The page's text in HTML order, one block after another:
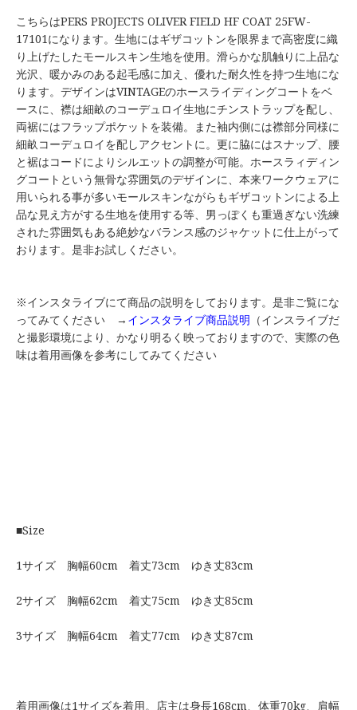
こちらはPERS PROJECTS OLIVER FIELD HF COAT 25FW-
17101になります。生地にはギザコットンを限界まで高密度に織
り上げたしたモールスキン生地を使用。滑らかな肌触りに上品な
光沢、暖かみのある起毛感に加え、優れた耐久性を持つ生地にな
ります。デザインはVINTAGEのホースライディングコートをベ
ースに、襟は細畝のコーデュロイ生地にチンストラップを配し、
両裾にはフラップポケットを装備。また袖内側には襟部分同様に
細畝コーデュロイを配しアクセントに。更に脇にはスナップ、腰
と裾はコードによりシルエットの調整が可能。ホースラィディン
グコートという無骨な雰囲気のデザインに、本来ワークウェアに
用いられる事が多いモールスキンながらもギザコットンによる上
品な見え方がする生地を使用する等、男っぽくも重過ぎない洗練
された雰囲気もある絶妙なバランス感のジャケットに仕上がって
おります。是非お試しください。
※インスタライブにて商品の説明をしております。是非ご覧にな
ってみてください → インスタライブ商品説明 （インスライブだ
と撮影環境により、かなり明るく映っておりますので、実際の色
味は着用画像を参考にしてみてください
■Size
1サイズ 胸幅60cm 着丈73cm ゆき丈83cm
2サイズ 胸幅62cm 着丈75cm ゆき丈85cm
3サイズ 胸幅64cm 着丈77cm ゆき丈87cm
着用画像は1サイズを着用。店主は身長168cm、体重70kg、肩幅